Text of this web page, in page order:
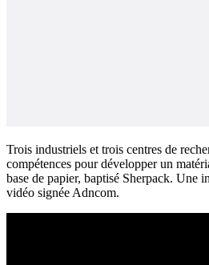
Trois industriels et trois centres de
compétences pour développer un
base de papier, baptisé Sherpack. Une
vidéo signée Adncom.